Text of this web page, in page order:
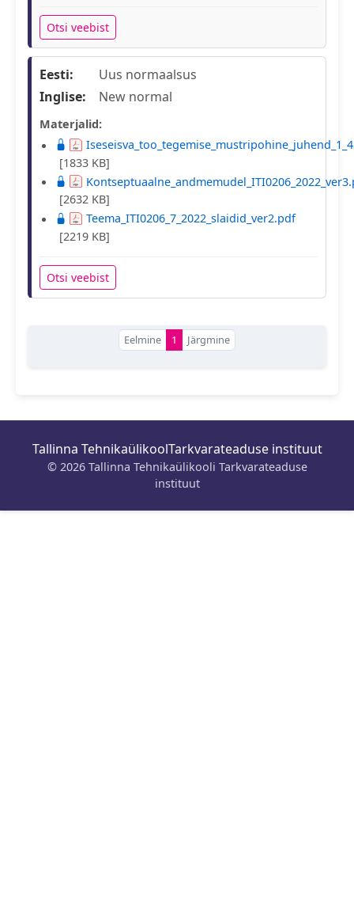
Otsi veebist
Eesti:
Uus normaalsus
Inglise:
New normal
Materjalid:
[1833 KB]
[2632 KB]
Teema_ITI0206_7_2022_slaidid_ver2.pdf
[2219 KB]
Otsi veebist
Eelmine 1 Järgmine
Tallinna TehnikaülikoolTarkvarateaduse instituut
© 2026 Tallinna Tehnikaülikooli Tarkvarateaduse
instituut